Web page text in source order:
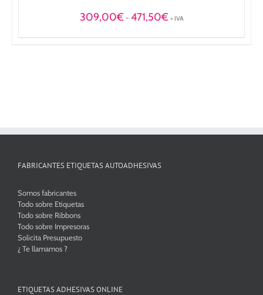
309,00€ - 471,50€Rango
+ IVA
FABRICANTES ETIQUETAS AUTOADHESIVAS
Somos fabricantes
Todo sobre Etiquetas
Todo sobre Ribbons
Todo sobre Impresoras
Solicita Presupuesto
¿ Te llamamos ?
ETIQUETAS ADHESIVAS ONLINE